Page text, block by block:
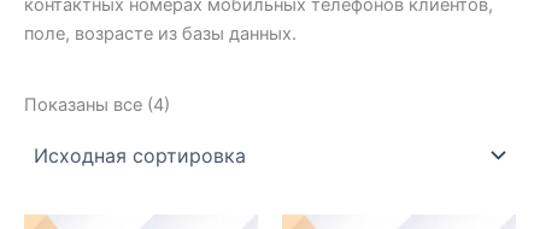
контактных номерах мобильных телефонов клиентов,
поле, возрасте из базы данных.
Показаны все (4)